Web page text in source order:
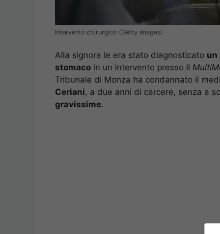
Intervento chirurgico (Getty Images)
Alla signora le era stato diagnosticato un
stomaco in un intervento presso il
Tribunale di Monza ha condannato il
Ceriani, a due anni di carcere, senza a
gravissime.